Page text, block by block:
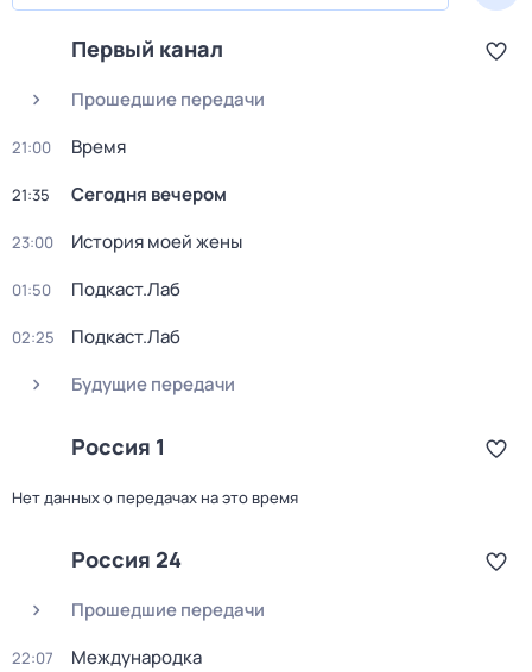
Первый канал
Прошедшие передачи
21:00 Время
21:35 Сегодня вечером
23:00 История моей жены
01:50 Подкаст.Лаб
02:25
Подкаст.Лаб
Будущие передачи
Россия 1
Нет данных о передачах на это время
Россия 24
Прошедшие передачи
22:07 Международка